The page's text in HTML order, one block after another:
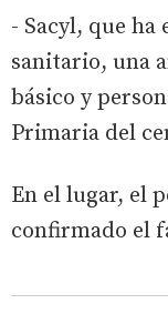
- Sacyl, que
sanitario, una
básico y
Primaria del
En el lugar, el
confirmado el